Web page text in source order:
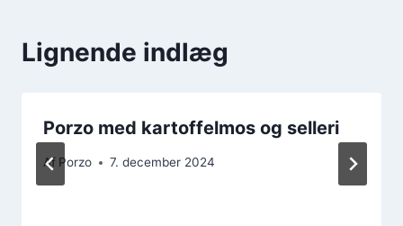
Lignende indlæg
Porzo med kartoffelmos og selleri
Af Porzo 7. december 2024